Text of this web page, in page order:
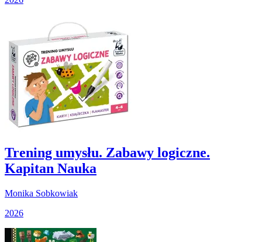
Trening umysłu. Zabawy logiczne.
Kapitan Nauka
Monika Sobkowiak
2026